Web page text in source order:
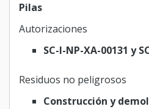
Pilas
Autorizaciones
SC-I-NP-XA-00131 y
Residuos no peligrosos
Construcción y